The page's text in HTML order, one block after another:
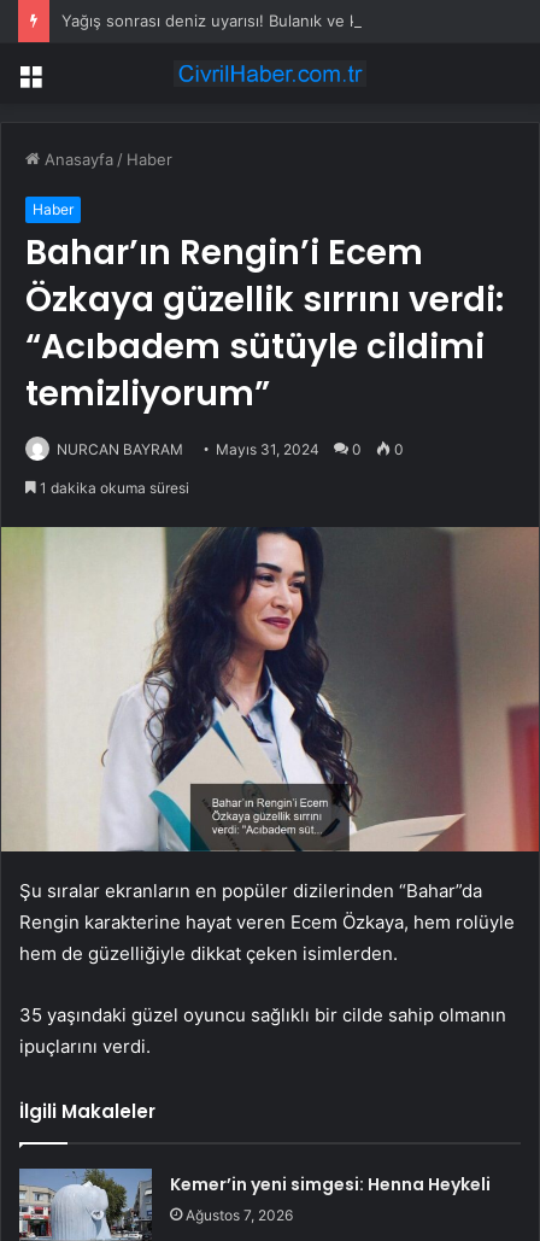
Menü
Anasayfa / Haber
Haber
Bahar’ın Rengin’i Ecem
Özkaya güzellik sırrını verdi:
“Acıbadem sütüyle cildimi
temizliyorum”
NURCAN BAYRAM Mayıs 31, 2024 0 0
1 dakika okuma süresi
Şu sıralar ekranların en popüler dizilerinden “Bahar”da
Rengin karakterine hayat veren Ecem Özkaya, hem rolüyle
hem de güzelliğiyle dikkat çeken isimlerden.
35 yaşındaki güzel oyuncu sağlıklı bir cilde sahip olmanın
ipuçlarını verdi.
İlgili Makaleler
Kemer’in yeni simgesi: Henna Heykeli
Ağustos 7, 2026